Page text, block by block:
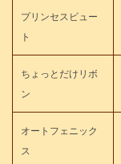
プリンセスビュー
ト
ちょっとだけリボ
ン
オートフェニック
ス